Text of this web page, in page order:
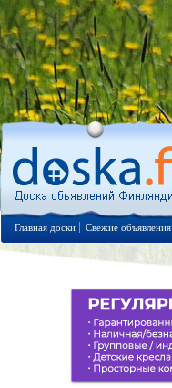
Главная доски Свежие объявления